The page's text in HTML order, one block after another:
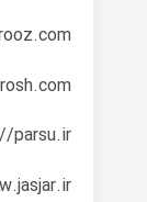
parsu.ir